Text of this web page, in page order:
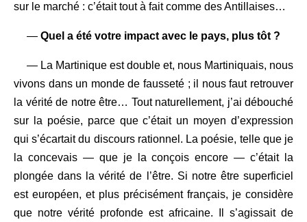
sur le marché : c’était tout à fait comme des Antillaises…
— Quel a été votre impact avec le pays, plus tôt ?
— La Martinique est double et, nous Martiniquais, nous
vivons dans un monde de fausseté ; il nous faut retrouver
la vérité de notre être… Tout naturellement, j’ai débouché
sur la poésie, parce que c’était un moyen d’expression
qui s’écartait du discours rationnel. La poésie, telle que je
la concevais — que je la conçois encore — c’était la
plongée dans la vérité de l’être. Si notre être superficiel
est européen, et plus précisément français, je considère
que notre vérité profonde est africaine. Il s’agissait de